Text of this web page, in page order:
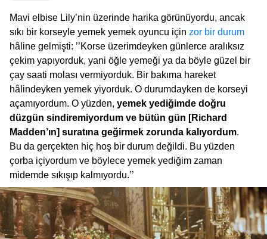
Mavi elbise Lily’nin üzerinde harika görünüyordu, ancak
sıkı bir korseyle yemek yemek oyuncu için zor bir durum
hâline gelmişti: ’’Korse üzerimdeyken günlerce aralıksız
çekim yapıyorduk, yani öğle yemeği ya da böyle güzel bir
çay saati molası vermiyorduk. Bir bakıma hareket
hâlindeyken yemek yiyorduk. O durumdayken de korseyi
açamıyordum. O yüzden, yemek yediğimde doğru
düzgün sindiremiyordum ve bütün gün [Richard
Madden’ın] suratına geğirmek zorunda kalıyordum.
Bu da gerçekten hiç hoş bir durum değildi. Bu yüzden
çorba içiyordum ve böylece yemek yediğim zaman
midemde sıkışıp kalmıyordu.’’